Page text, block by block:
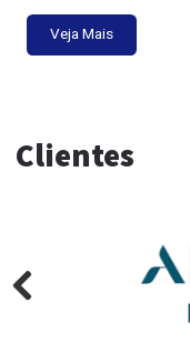
A amostra ficou
Tem trabalho que
escala faz uma
promete levar o
pequeno problema.
embalagem dobra,